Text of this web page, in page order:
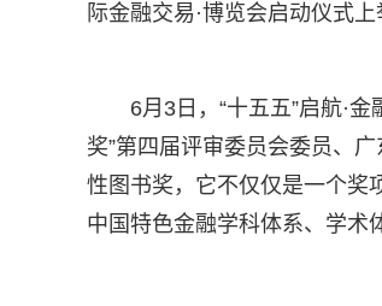
际金融交易·博览会启动仪式上
6月3日，“十五五”启航·
奖”第四届评审委员会委员、
性图书奖，它不仅仅是一个奖
中国特色金融学科体系、学术